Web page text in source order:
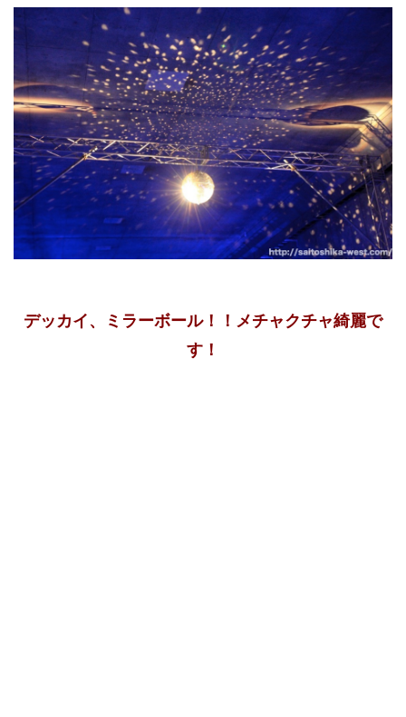
デッカイ、ミラーボール！！メチャクチャ綺麗で
す！